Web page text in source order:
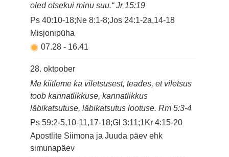
oled otsekui minu suu.“ Jr 15:19
Ps 40:10-18;Ne 8:1-8;Jos 24:1-2a,14-18
Misjonipüha
07.28- 16.41
28. oktoober
Me kiitleme ka viletsusest, teades, et viletsus
toob kannatlikkuse, kannatlikkus
läbikatsutuse, läbikatsutus lootuse. Rm 5:3-4
Ps 59:2-5,10-11,17-18;Gl 3:11;1Kr 4:15-20
Apostlite Siimona ja Juuda päev ehk
simunapäev